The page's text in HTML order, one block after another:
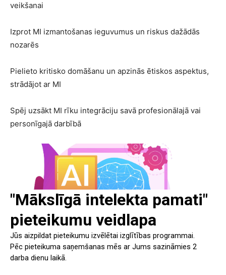
veikšanai
Izprot MI izmantošanas ieguvumus un riskus dažādās
nozarēs
Pielieto kritisko domāšanu un apzinās ētiskos aspektus,
strādājot ar MI
Spēj uzsākt MI rīku integrāciju savā profesionālajā vai
personīgajā darbībā